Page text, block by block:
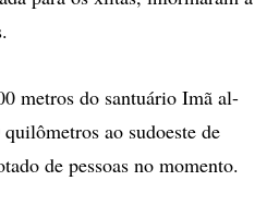
metros do santuário Imã al-
ao sudoeste de
de pessoas no momento.